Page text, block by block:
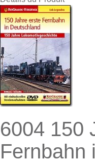
6004 150
Fernbahn